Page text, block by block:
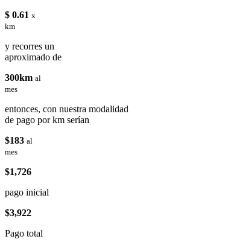
$ 0.61 x
km
y recorres un
aproximado de
300km al
mes
entonces, con nuestra modalidad
de pago por km serían
$183 al
mes
$1,726
pago inicial
$3,922
Pago total